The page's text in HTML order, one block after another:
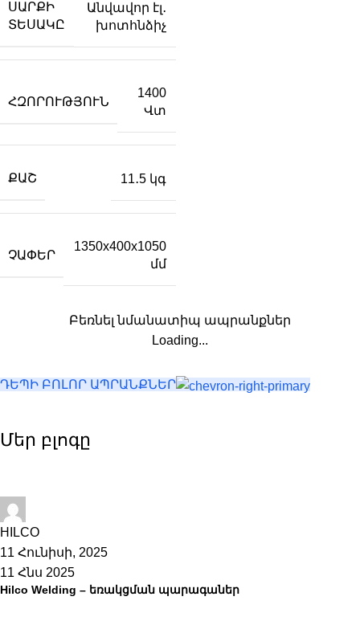
ՍԱՐՔԻ
ՏԵՍԱԿԸ
Անվավոր էլ․
խոտհնձիչ
ՀԶՈՐՈՒԹՅՈՒՆ
1400
Վտ
ՔԱՇ 11․5 կգ
ՉԱՓԵՐ
1350x400x1050
մմ
Բեռնել նմանատիպ ապրանքներ
Loading...
ԴԵՊԻ ԲՈԼՈՐ ԱՊՐԱՆՔՆԵՐ
Մեր բլոգը
HILCO
11 Հունիսի, 2025
11 Հնս 2025
Hilco Welding – եռակցման պարագաներ